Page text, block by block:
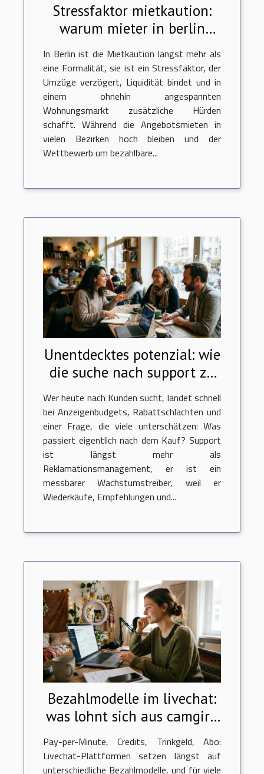
Stressfaktor mietkaution:
warum mieter in berlin
neue wege gehen
In Berlin ist die Mietkaution längst mehr als
eine Formalität, sie ist ein Stressfaktor, der
Umzüge verzögert, Liquidität bindet und in
einem ohnehin angespannten
Wohnungsmarkt zusätzliche Hürden
schafft. Während die Angebotsmieten in
vielen Bezirken hoch bleiben und der
Wettbewerb um bezahlbare...
Unentdecktes potenzial: wie
die suche nach support zu
neuen kunden führt
Wer heute nach Kunden sucht, landet schnell
bei Anzeigenbudgets, Rabattschlachten und
einer Frage, die viele unterschätzen: Was
passiert eigentlich nach dem Kauf? Support
ist längst mehr als
Reklamationsmanagement, er ist ein
messbarer Wachstumstreiber, weil er
Wiederkäufe, Empfehlungen und...
Bezahlmodelle im livechat:
was lohnt sich aus camgirl-
sicht?
Pay-per-Minute, Credits, Trinkgeld, Abo:
Livechat-Plattformen setzen längst auf
unterschiedliche Bezahlmodelle, und für viele